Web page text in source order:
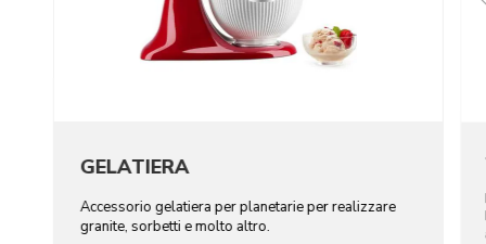
GELATIERA
Accessorio gelatiera per planetarie per realizzare
granite, sorbetti e molto altro.